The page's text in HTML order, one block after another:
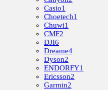
Casio1
Choetech1
Chuwi1
CMF2
DJI6
Dreame4
Dyson2
ENDORFY1
Ericsson2
Garmin2